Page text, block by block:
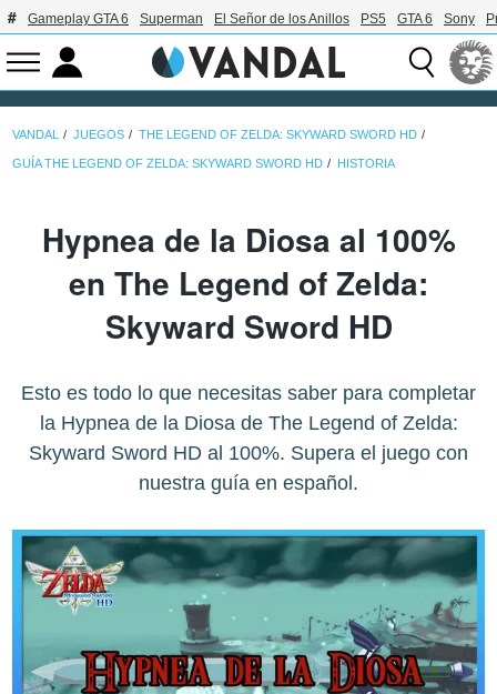
Gameplay GTA 6 Superman El Señor de los Anillos PS5 GTA 6 Sony
VANDAL JUEGOS THE LEGEND OF ZELDA: SKYWARD SWORD HD
GUÍA THE LEGEND OF ZELDA: SKYWARD SWORD HD HISTORIA
Hypnea de la Diosa al 100%
en The Legend of Zelda:
Skyward Sword HD
Esto es todo lo que necesitas saber para completar
la Hypnea de la Diosa de The Legend of Zelda:
Skyward Sword HD al 100%. Supera el juego con
nuestra guía en español.